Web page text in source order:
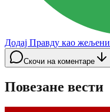
Додај Правду као
Скочи на коментаре
Повезане вести